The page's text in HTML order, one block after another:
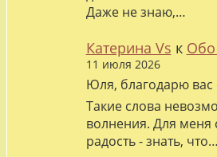
Даже не знаю,…
Катерина Vs к
11 июля 2026
Юля, благодарю вас
Такие слова
волнения. Для
радость - знать, что…